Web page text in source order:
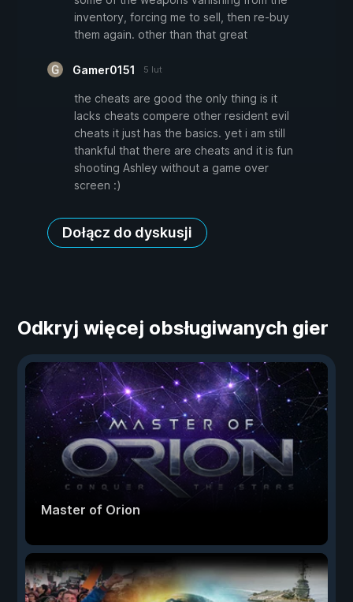
inventory, forcing me to sell, then re-buy
them again. other than that great
Gamer0151 5 lut
the cheats are good the only thing is it
lacks cheats compere other resident evil
cheats it just has the basics. yet i am still
thankful that there are cheats and it is fun
shooting Ashley without a game over
screen :)
Dołącz do dyskusji
Odkryj więcej obsługiwanych gier
Master of Orion